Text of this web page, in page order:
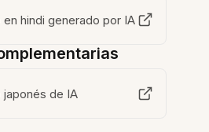
hindi generado por IA
japonés de IA